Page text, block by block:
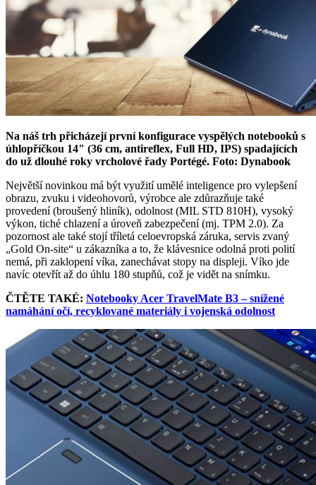
Na náš trh přicházejí první konfigurace vyspělých notebooků s
úhlopříčkou 14" (36 cm, antireflex, Full HD, IPS) spadajících
do už dlouhé roky vrcholové řady Portégé. Foto: Dynabook
Největší novinkou má být využití umělé inteligence pro vylepšení
obrazu, zvuku i videohovorů, výrobce ale zdůrazňuje také
provedení (broušený hliník), odolnost (MIL STD 810H), vysoký
výkon, tiché chlazení a úroveň zabezpečení (mj. TPM 2.0). Za
pozornost ale také stojí tříletá celoevropská záruka, servis zvaný
„Gold On-site“ u zákazníka a to, že klávesnice odolná proti polití
nemá, při zaklopení víka, zanechávat stopy na displeji. Víko jde
navíc otevřít až do úhlu 180 stupňů, což je vidět na snímku.
ČTĚTE TAKÉ: Notebooky Acer TravelMate B3 – snížené
namáhání očí, recyklované materiály i vojenská odolnost